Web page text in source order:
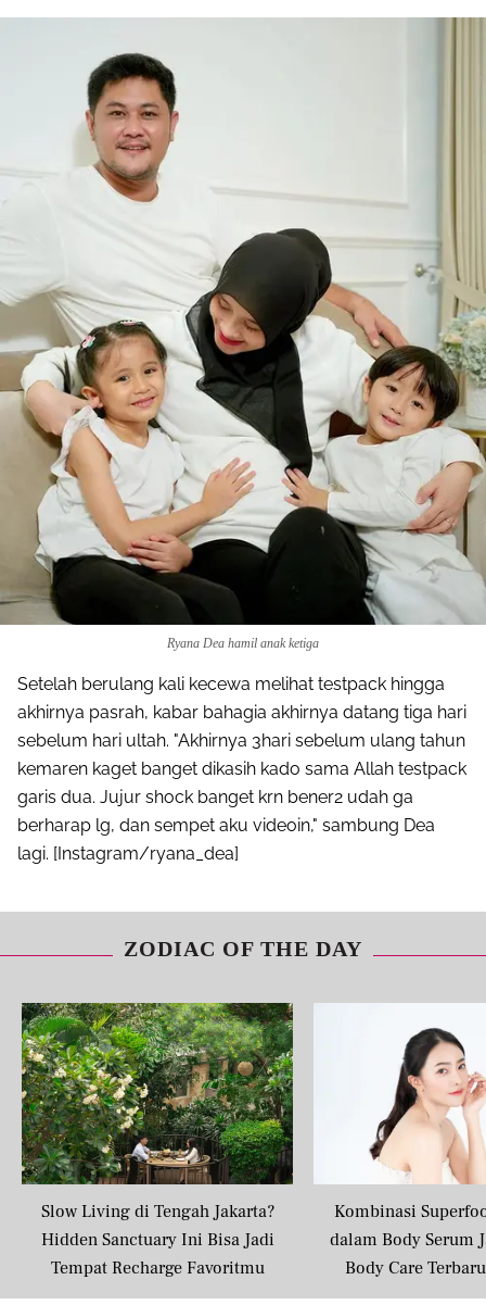
Ryana Dea hamil anak ketiga
Setelah berulang kali kecewa melihat testpack hingga
akhirnya pasrah, kabar bahagia akhirnya datang tiga hari
sebelum hari ultah. "Akhirnya 3hari sebelum ulang tahun
kemaren kaget banget dikasih kado sama Allah testpack
garis dua. Jujur shock banget krn bener2 udah ga
berharap lg, dan sempet aku videoin," sambung Dea
lagi. [Instagram/ryana_dea]
ZODIAC OF THE DAY
Slow Living di Tengah Jakarta?
Hidden Sanctuary Ini Bisa Jadi
Tempat Recharge Favoritmu
Kombinasi
dalam Body Serum
Body Care
Masyarakat